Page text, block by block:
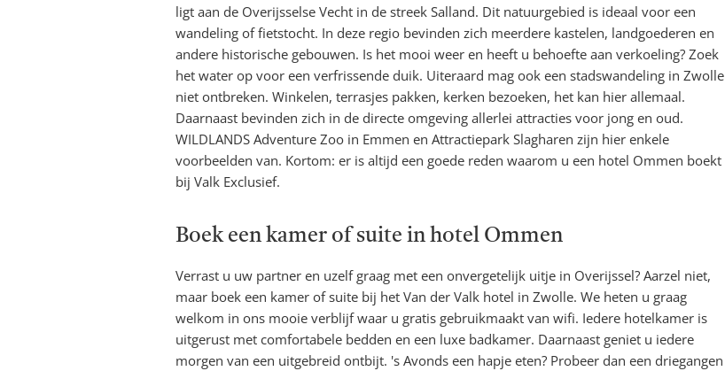
ligt aan de Overijsselse Vecht in de streek Salland. Dit natuurgebied is ideaal voor een
wandeling of fietstocht. In deze regio bevinden zich meerdere kastelen, landgoederen en
andere historische gebouwen. Is het mooi weer en heeft u behoefte aan verkoeling? Zoek
het water op voor een verfrissende duik. Uiteraard mag ook een stadswandeling in Zwolle
niet ontbreken. Winkelen, terrasjes pakken, kerken bezoeken, het kan hier allemaal.
Daarnaast bevinden zich in de directe omgeving allerlei attracties voor jong en oud.
WILDLANDS Adventure Zoo in Emmen en Attractiepark Slagharen zijn hier enkele
voorbeelden van. Kortom: er is altijd een goede reden waarom u een hotel Ommen boekt
bij Valk Exclusief.
Boek een kamer of suite in hotel Ommen
Verrast u uw partner en uzelf graag met een onvergetelijk uitje in Overijssel? Aarzel niet,
maar boek een kamer of suite bij het Van der Valk hotel in Zwolle. We heten u graag
welkom in ons mooie verblijf waar u gratis gebruikmaakt van wifi. Iedere hotelkamer is
uitgerust met comfortabele bedden en een luxe badkamer. Daarnaast geniet u iedere
morgen van een uitgebreid ontbijt. 's Avonds een hapje eten? Probeer dan een driegangen